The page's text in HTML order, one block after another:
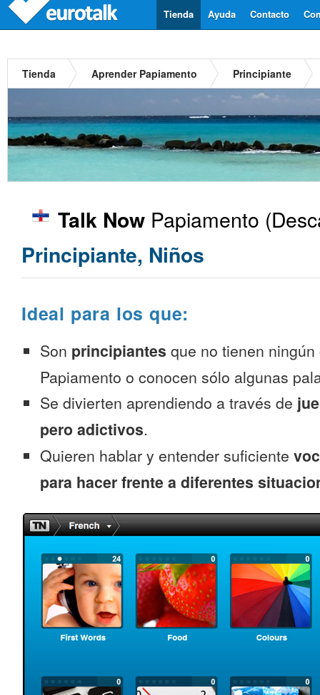
Contacto
Ayuda
Tienda
Tienda Aprender Papiamento Principiante
Talk Now Papiamento
Principiante, Niños
Ideal para los que:
Son principiantes que no tienen
Papiamento o conocen sólo algunas
Se divierten aprendiendo a través de
pero adictivos.
Quieren hablar y entender suficiente
para hacer frente a diferentes